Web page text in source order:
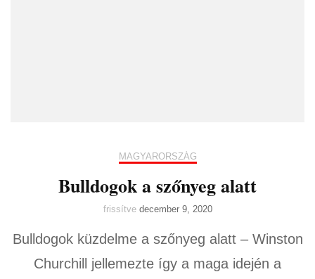
MAGYARORSZÁG
Bulldogok a szőnyeg alatt
frissítve december 9, 2020
Bulldogok küzdelme a szőnyeg alatt – Winston
Churchill jellemezte így a maga idején a